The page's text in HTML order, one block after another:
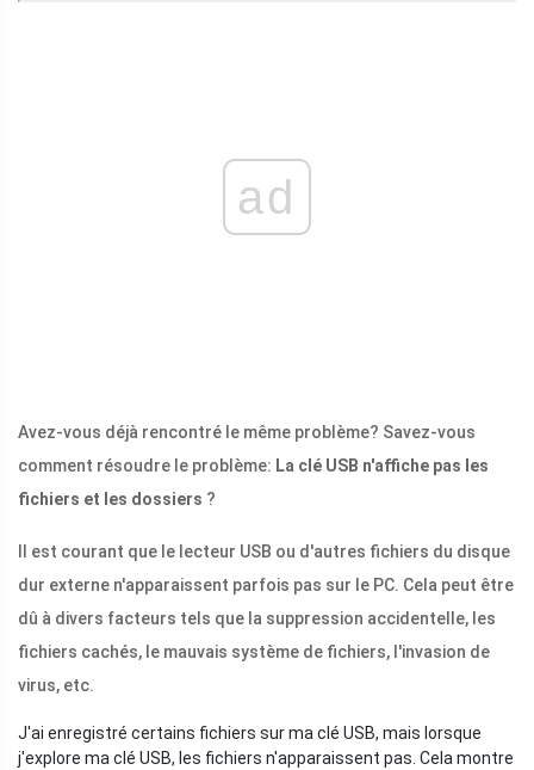
ad
Avez-vous déjà rencontré le même problème? Savez-vous
comment résoudre le problème: La clé USB n'affiche pas les
fichiers et les dossiers ?
Il est courant que le lecteur USB ou d'autres fichiers du disque
dur externe n'apparaissent parfois pas sur le PC. Cela peut être
dû à divers facteurs tels que la suppression accidentelle, les
fichiers cachés, le mauvais système de fichiers, l'invasion de
virus, etc.
J'ai enregistré certains fichiers sur ma clé USB, mais lorsque
j'explore ma clé USB, les fichiers n'apparaissent pas. Cela montre